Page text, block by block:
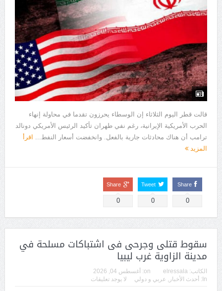
قالت قطر اليوم الثلاثاء إن الوسطاء يحرزون تقدما في محاولة إنهاء
الحرب الأمريكية الإيرانية، رغم نفي طهران تأكيد الرئيس الأمريكي دونالد
ترامب أن هناك محادثات جارية بالفعل. وانخفضت أسعار النفط... اقرأ
المزيد
Share
0
Tweet
0
Share
0
سقوط قتلى وجرحى فى اشتباكات مسلحة في
مدينة الزاوية غرب ليبيا
الكاتب: elressala
on:
أغسطس 04, 2026
In:
أحدث الأخبار عربي و دولي لا يوجد تعليقات